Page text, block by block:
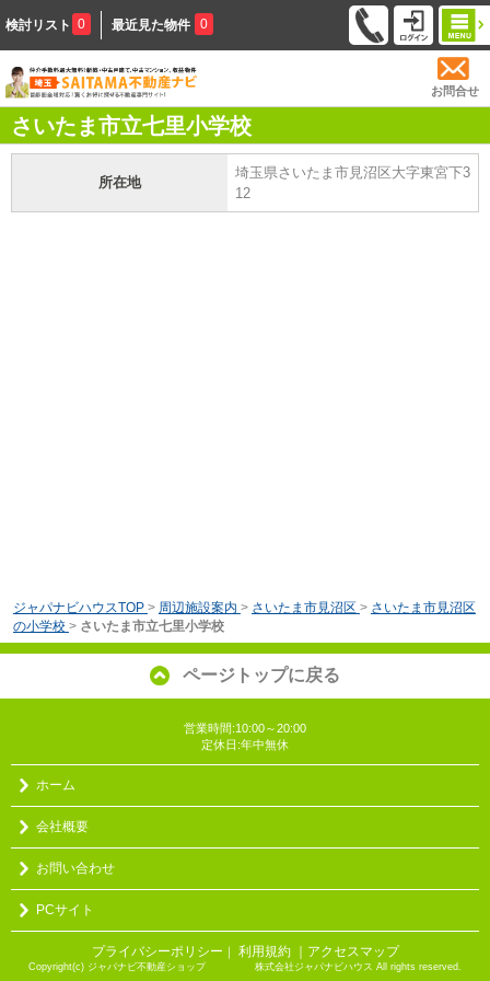
検討リスト 0 最近見た物件 0
お問合せ
さいたま市立七里小学校
所在地
埼玉県さいたま市見沼区大字東宮下3
12
ジャパナビハウスTOP > 周辺施設案内 > さいたま市見沼区 > さいたま市見沼区
の小学校 > さいたま市立七里小学校
ページトップに戻る
営業時間:10:00～20:00
定休日:年中無休
ホーム
会社概要
お問い合わせ
PCサイト
プライバシーポリシー ｜ 利用規約 ｜アクセスマップ
Copyright(c) ジャパナビ不動産ショップ 株式会社ジャパナビハウス All rights reserved.